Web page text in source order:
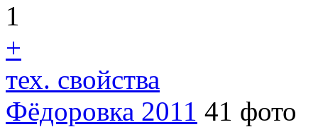
1
+
тех. свойства
Фёдоровка 2011 41 фото